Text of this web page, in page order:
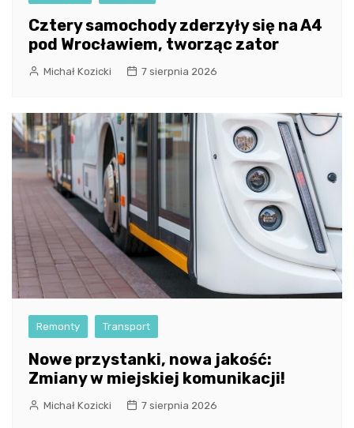
Cztery samochody zderzyły się na A4
pod Wrocławiem, tworząc zator
Michał Kozicki 7 sierpnia 2026
Remonty Transport
Nowe przystanki, nowa jakość:
Zmiany w miejskiej komunikacji!
Michał Kozicki 7 sierpnia 2026